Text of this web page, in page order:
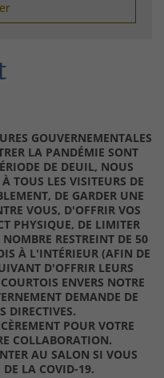
GOUVERNEMENTALES
LA PANDÉMIE SONT
DE DEUIL, NOUS
TOUS LES VISITEURS DE
DE GARDER UNE
VOUS, D'OFFRIR VOS
PHYSIQUE, DE LIMITER
RESTREINT DE 50
À L'INTÉRIEUR (AFIN DE
D'OFFRIR LEURS
ENVERS NOTRE
DEMANDE DE
DIRECTIVES.
POUR VOTRE
COLLABORATION.
AU SALON SI VOUS
DE LA COVID-19.